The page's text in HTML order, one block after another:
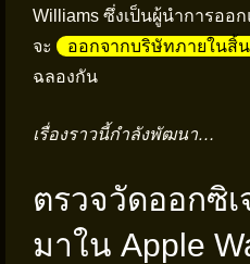
Williams ซึ่งเป็นผู้นำการออ
จะ
ออกจากบริษัทภายในสิ้
ฉลองกัน
เรื่องราวนี้กำลังพัฒนา…
ตรวจวัดออกซิ
มาใน Apple